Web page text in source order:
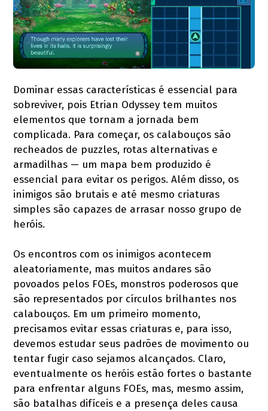
Dominar essas características é essencial para
sobreviver, pois Etrian Odyssey tem muitos
elementos que tornam a jornada bem
complicada. Para começar, os calabouços são
recheados de puzzles, rotas alternativas e
armadilhas — um mapa bem produzido é
essencial para evitar os perigos. Além disso, os
inimigos são brutais e até mesmo criaturas
simples são capazes de arrasar nosso grupo de
heróis.
Os encontros com os inimigos acontecem
aleatoriamente, mas muitos andares são
povoados pelos FOEs, monstros poderosos que
são representados por círculos brilhantes nos
calabouços. Em um primeiro momento,
precisamos evitar essas criaturas e, para isso,
devemos estudar seus padrões de movimento ou
tentar fugir caso sejamos alcançados. Claro,
eventualmente os heróis estão fortes o bastante
para enfrentar alguns FOEs, mas, mesmo assim,
são batalhas difíceis e a presença deles causa